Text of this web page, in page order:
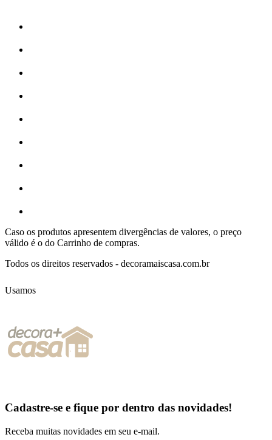
Caso os produtos apresentem divergências de valores, o preço
válido é o do Carrinho de compras.
Todos os direitos reservados - decoramaiscasa.com.br
Usamos
Cadastre-se e fique por dentro das novidades!
Receba muitas novidades em seu e-mail.